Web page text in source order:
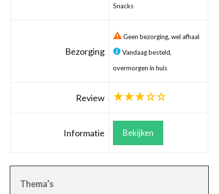
Snacks
Bezorging
Geen bezorging, wel afhaal
Vandaag besteld,
overmorgen in huis
Review
Informatie Bekijken
Thema’s